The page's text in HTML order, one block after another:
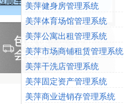
美萍健身房管理系统
美萍体育场馆管理系统
美萍公寓出租管理系统
美萍市场商铺租赁管理系统
美萍干洗店管理系统
美萍固定资产管理系统
美萍商业进销存管理系统